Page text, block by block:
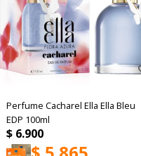
Perfume Cacharel Ella Ella Bleu
EDP 100ml
$ 6.900